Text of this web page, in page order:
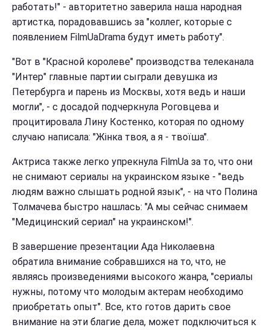
работать!" - авторитетно заверила наша народная
артистка, порадовавшись за "коллег, которые с
появлением FilmUaDrama будут иметь работу".
"Вот в "Красной королеве" производства телеканала
"Интер" главные партии сыграли девушка из
Петербурга и парень из Москвы, хотя ведь и наши
могли", - с досадой подчеркнула Роговцева и
процитировала Лину Костенко, которая по одному
случаю написала: "Жінка твоя, а я - твоїша".
Актриса также легко упрекнула FilmUa за то, что они
не снимают сериалы на украинском языке - "ведь
людям важно слышать родной язык", - на что Полина
Толмачева быстро нашлась: "А мы сейчас снимаем
"Медицинский сериал" на украинском!".
В завершение презентации Ада Николаевна
обратила внимание собравшихся на то, что, не
являясь произведениями высокого жанра, "сериалы
нужны, потому что молодым актерам необходимо
приобретать опыт". Все, кто готов дарить свое
внимание на эти благие дела, может подключиться к